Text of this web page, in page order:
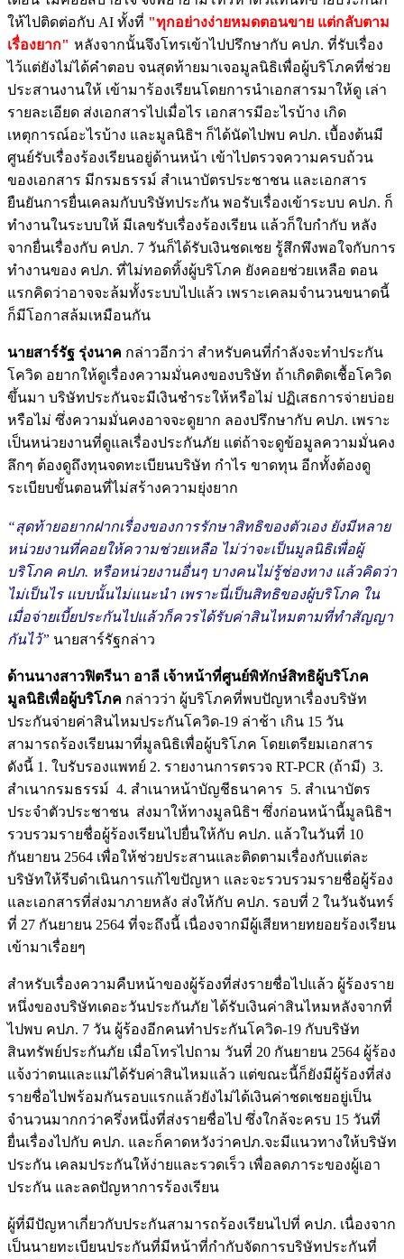
ให้ไปติดต่อกับ AI ทั้งที่ "ทุกอย่างง่ายหมดตอนขาย แต่กลับตาม
เรื่องยาก" หลังจากนั้นจึงโทรเข้าไปปรึกษากับ คปภ. ที่รับเรื่อง
ไว้แต่ยังไม่ได้คำตอบ จนสุดท้ายมาเจอมูลนิธิเพื่อผู้บริโภคที่ช่วย
ประสานงานให้ เข้ามาร้องเรียนโดยการนำเอกสารมาให้ดู เล่า
รายละเอียด ส่งเอกสารไปเมื่อไร เอกสารมีอะไรบ้าง เกิด
เหตุการณ์อะไรบ้าง และมูลนิธิฯ ก็ได้นัดไปพบ คปภ. เบื้องต้นมี
ศูนย์รับเรื่องร้องเรียนอยู่ด้านหน้า เข้าไปตรวจความครบถ้วน
ของเอกสาร มีกรมธรรม์ สำเนาบัตรประชาชน และเอกสาร
ยืนยันการยื่นเคลมกับบริษัทประกัน พอรับเรื่องเข้าระบบ คปภ. ก็
ทำงานในระบบให้ มีเลขรับเรื่องร้องเรียน แล้วก็ใบกำกับ หลัง
จากยื่นเรื่องกับ คปภ. 7 วันก็ได้รับเงินชดเชย รู้สึกพึงพอใจกับการ
ทำงานของ คปภ. ที่ไม่ทอดทิ้งผู้บริโภค ยังคอยช่วยเหลือ ตอน
แรกคิดว่าอาจจะล้มทั้งระบบไปแล้ว เพราะเคลมจำนวนขนาดนี้
ก็มีโอกาสล้มเหมือนกัน
นายสาร์รัฐ รุ่งนาค กล่าวอีกว่า สำหรับคนที่กำลังจะทำประกัน
โควิด อยากให้ดูเรื่องความมั่นคงของบริษัท ถ้าเกิดติดเชื้อโควิด
ขึ้นมา บริษัทประกันจะมีเงินชำระให้หรือไม่ ปฏิเสธการจ่ายบ่อย
หรือไม่ ซึ่งความมั่นคงอาจจะดูยาก ลองปรึกษากับ คปภ. เพราะ
เป็นหน่วยงานที่ดูแลเรื่องประกันภัย แต่ถ้าจะดูข้อมูลความมั่นคง
ลึกๆ ต้องดูถึงทุนจดทะเบียนบริษัท กำไร ขาดทุน อีกทั้งต้องดู
ระเบียบขั้นตอนที่ไม่สร้างความยุ่งยาก
“สุดท้ายอยากฝากเรื่องของการรักษาสิทธิของตัวเอง ยังมีหลาย
หน่วยงานที่คอยให้ความช่วยเหลือ ไม่ว่าจะเป็นมูลนิธิเพื่อผู้
บริโภค คปภ. หรือหน่วยงานอื่นๆ บางคนไม่รู้ช่องทาง แล้วคิดว่า
ไม่เป็นไร แบบนั้นไม่แนะนำ เพราะนี่เป็นสิทธิของผู้บริโภค ใน
เมื่อจ่ายเบี้ยประกันไปแล้วก็ควรได้รับค่าสินไหมตามที่ทำสัญญา
กันไว้” นายสาร์รัฐกล่าว
ด้านนางสาวฟิตรีนา อาลี เจ้าหน้าที่ศูนย์พิทักษ์สิทธิผู้บริโภค
มูลนิธิเพื่อผู้บริโภค กล่าวว่า ผู้บริโภคที่พบปัญหาเรื่องบริษัท
ประกันจ่ายค่าสินไหมประกันโควิด-19 ล่าช้า เกิน 15 วัน
สามารถร้องเรียนมาที่มูลนิธิเพื่อผู้บริโภค โดยเตรียมเอกสาร
ดังนี้ 1. ใบรับรองแพทย์ 2. รายงานการตรวจ RT-PCR (ถ้ามี) 3.
สำเนากรมธรรม์ 4. สำเนาหน้าบัญชีธนาคาร 5. สำเนาบัตร
ประจำตัวประชาชน ส่งมาให้ทางมูลนิธิฯ ซึ่งก่อนหน้านี้มูลนิธิฯ
รวบรวมรายชื่อผู้ร้องเรียนไปยื่นให้กับ คปภ. แล้วในวันที่ 10
กันยายน 2564 เพื่อให้ช่วยประสานและติดตามเรื่องกับแต่ละ
บริษัทให้รีบดำเนินการแก้ไขปัญหา และจะรวบรวมรายชื่อผู้ร้อง
และเอกสารที่ส่งมาภายหลัง ส่งให้กับ คปภ. รอบที่ 2 ในวันจันทร์
ที่ 27 กันยายน 2564 ที่จะถึงนี้ เนื่องจากมีผู้เสียหายทยอยร้องเรียน
เข้ามาเรื่อยๆ
สำหรับเรื่องความคืบหน้าของผู้ร้องที่ส่งรายชื่อไปแล้ว ผู้ร้องราย
หนึ่งของบริษัทเดอะวันประกันภัย ได้รับเงินค่าสินไหมหลังจากที่
ไปพบ คปภ. 7 วัน ผู้ร้องอีกคนทำประกันโควิด-19 กับบริษัท
สินทรัพย์ประกันภัย เมื่อโทรไปถาม วันที่ 20 กันยายน 2564 ผู้ร้อง
แจ้งว่าตนและแม่ได้รับค่าสินไหมแล้ว แต่ขณะนี้ก็ยังมีผู้ร้องที่ส่ง
รายชื่อไปพร้อมกันรอบแรกแล้วยังไม่ได้เงินค่าชดเชยอยู่เป็น
จำนวนมากกว่าครึ่งหนึ่งที่ส่งรายชื่อไป ซึ่งใกล้จะครบ 15 วันที่
ยื่นเรื่องไปกับ คปภ. และก็คาดหวังว่าคปภ.จะมีแนวทางให้บริษัท
ประกัน เคลมประกันให้ง่ายและรวดเร็ว เพื่อลดภาระของผู้เอา
ประกัน และลดปัญหาการร้องเรียน
ผู้ที่มีปัญหาเกี่ยวกับประกันสามารถร้องเรียนไปที่ คปภ. เนื่องจาก
เป็นนายทะเบียนประกันที่มีหน้าที่กำกับจัดการบริษัทประกันที่